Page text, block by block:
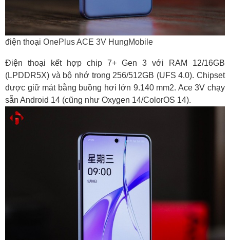
điện thoại OnePlus ACE 3V HungMobile
Điện thoại kết hợp chip 7+ Gen 3 với RAM 12/16GB
(LPDDR5X) và bộ nhớ trong 256/512GB (UFS 4.0). Chipset
được giữ mát bằng buồng hơi lớn 9.140 mm2. Ace 3V chạy
sẵn Android 14 (cũng như Oxygen 14/ColorOS 14).